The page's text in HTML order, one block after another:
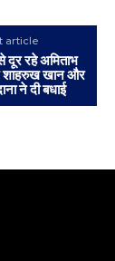
article
रहे अमिताभ
शाहरुख खान और
ने दी बधाई